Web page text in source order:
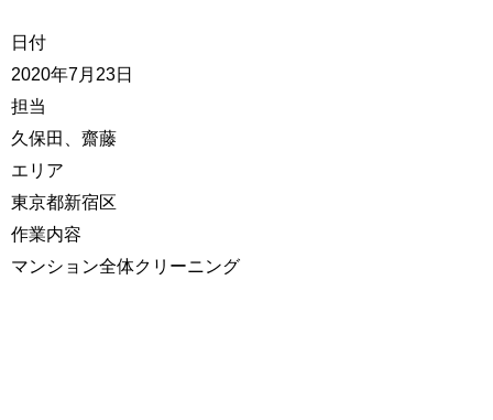
日付
2020年7月23日
担当
久保田、齋藤
エリア
東京都新宿区
作業内容
マンション全体クリーニング